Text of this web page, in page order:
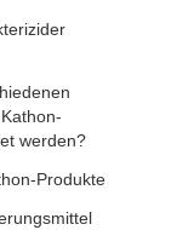
werden?
Produkte